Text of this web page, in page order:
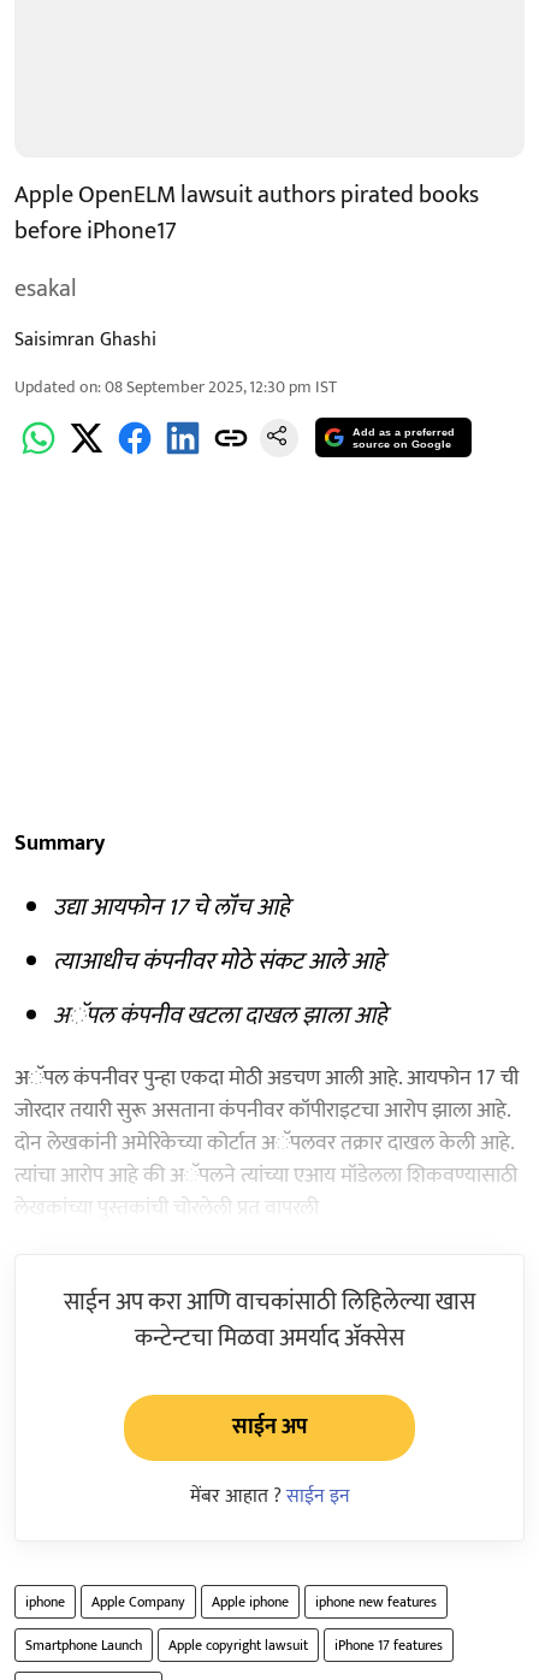
Apple OpenELM lawsuit authors pirated books
before iPhone17
esakal
Saisimran Ghashi
Updated on:08 September 2025, 12:30 pm IST
Add as a preferred
source on Google
Summary
उद्या आयफोन 17 चे लॉंच आहे
त्याआधीच कंपनीवर मोठे संकट आले आहे
अॅपल कंपनीव खटला दाखल झाला आहे
अॅपल कंपनीवर पुन्हा एकदा मोठी अडचण आली आहे. आयफोन 17 ची
जोरदार तयारी सुरू असताना कंपनीवर कॉपीराइटचा आरोप झाला आहे.
दोन लेखकांनी अमेरिकेच्या कोर्टात अॅपलवर तक्रार दाखल केली आहे.
त्यांचा आरोप आहे की अॅपलने त्यांच्या एआय मॉडेलला शिकवण्यासाठी
लेखकांच्या पुस्तकांची चोरलेली प्रत वापरली
साईन अप करा आणि वाचकांसाठी लिहिलेल्या खास
कन्टेन्टचा मिळवा अमर्याद ॲक्सेस
साईन अप
मेंबर आहात ?साईन इन
iphone Apple Company Apple iphone
iphone new features
Smartphone Launch
Apple copyright lawsuit
iPhone 17 features